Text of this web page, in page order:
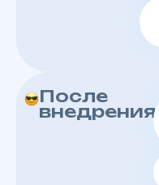
После
внедрения: